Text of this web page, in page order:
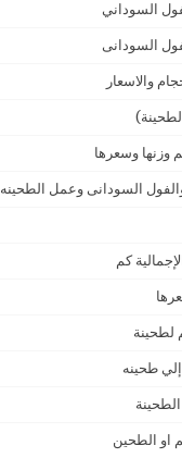
السوداني
السودانى
والاسعار
وسعرها
السودانى وعمل الطحينه
كم
لطحينة
طحينه
او الطحين